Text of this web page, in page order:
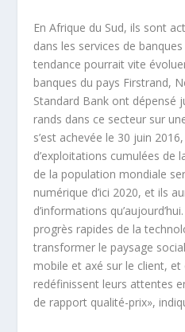
En Afrique du Sud, ils sont
dans les services de
tendance pourrait vite
banques du pays Firstrand,
Standard Bank ont dépensé
rands dans ce secteur sur
s’est achevée le 30 juin
d’exploitations cumulées de
de la population mondiale
numérique d’ici 2020, et ils
d’informations
progrès rapides de la
transformer le paysage
mobile et axé sur le client,
redéfinissent leurs attentes
de rapport qualité-prix»,